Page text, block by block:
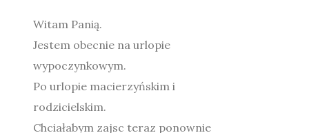
Witam Panią.
Jestem obecnie na urlopie
wypoczynkowym.
Po urlopie macierzyńskim i
rodzicielskim.
Chciałabym zajsc teraz ponownie